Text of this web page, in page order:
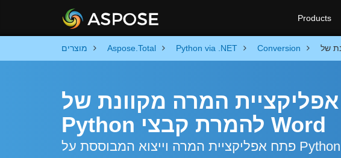
Products
מוצרים Aspose.Total Python via .NET Conversion
אפליקציית המרה מקוונת של Word ל-EMLX וקוד
Python להמרת קבצי Word
פתח אפליקציית המרה וייצוא המבוססת על Python רבת עוצמה Word. המר קבצי Word